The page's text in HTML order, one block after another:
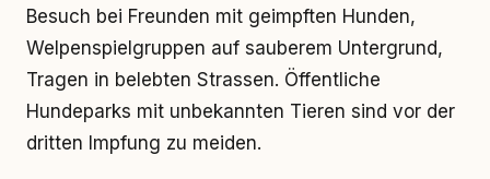
Besuch bei Freunden mit geimpften Hunden,
Welpenspielgruppen auf sauberem Untergrund,
Tragen in belebten Strassen. Öffentliche
Hundeparks mit unbekannten Tieren sind vor der
dritten Impfung zu meiden.